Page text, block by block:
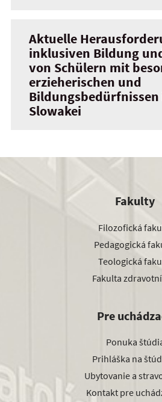
Aktuelle
inklusiven Bildung
von Schülern mit
erzieherischen und
Slowakei
Fakulty
Filozofická
Pedagogická
Teologická
Fakulta
Pre
Ponuka
Prihláška na
Ubytovanie a
Kontakt pre